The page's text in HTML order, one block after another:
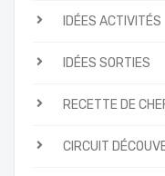
IDÉES ACTIVITÉS
IDÉES SORTIES
RECETTE DE
CIRCUIT